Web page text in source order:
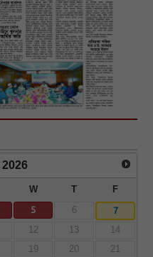
2026
W T F
5 6 7
12 13
14
19 20
21